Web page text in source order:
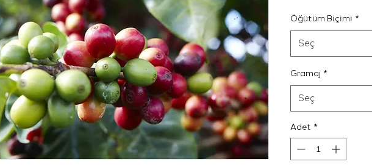
Öğütüm Biçimi *
Seç
Gramaj *
Seç
Adet *